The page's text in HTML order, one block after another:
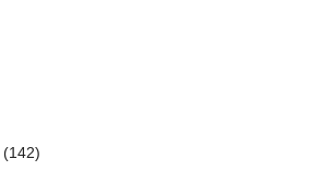
(142)